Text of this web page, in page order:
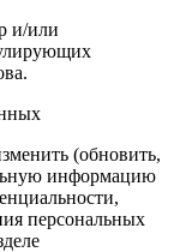
и/или
(обновить,
информацию
персональных